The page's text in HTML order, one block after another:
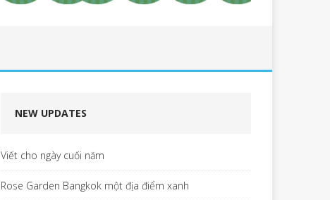
NEW UPDATES
Viết cho ngày cuối năm
Rose Garden Bangkok một địa điểm xanh